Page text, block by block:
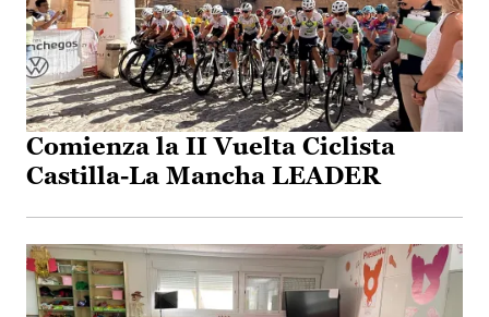
Comienza la II Vuelta Ciclista
Castilla-La Mancha LEADER